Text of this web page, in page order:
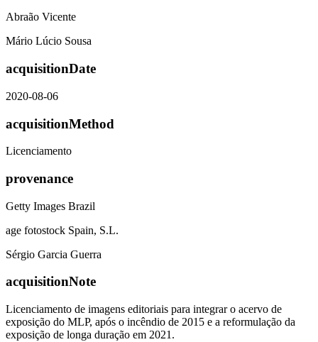
Abraão Vicente
Mário Lúcio Sousa
acquisitionDate
2020-08-06
acquisitionMethod
Licenciamento
provenance
Getty Images Brazil
age fotostock Spain, S.L.
Sérgio Garcia Guerra
acquisitionNote
Licenciamento de imagens editoriais para integrar o acervo de
exposição do MLP, após o incêndio de 2015 e a reformulação da
exposição de longa duração em 2021.